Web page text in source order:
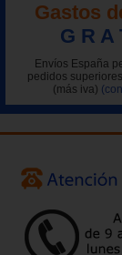
Gastos
G R A
Envíos España
pedidos
(más iva)